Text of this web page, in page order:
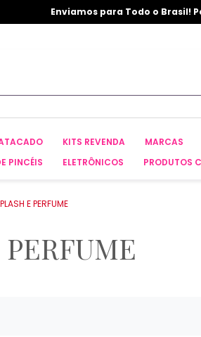
Enviamos para Todo o Brasil!
KITS REVENDA MARCAS
PINCÉIS ELETRÔNICOS PRODUTOS
E PERFUME